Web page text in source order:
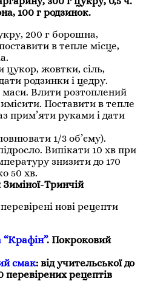
100 г родзинок.
200 г борошна,
в тепле місце,
цукор, жовтки, сіль,
родзинки і цедру.
маси. Влити розтоплений
Поставити в тепле
прим’яти руками і дати
1/3 об’єму).
Випікати 10 хв при
знизити до 170
50 хв.
Тринчій
нові рецепти
“Крафін”. Покроковий
смак: від учительської до
перевірених рецептів